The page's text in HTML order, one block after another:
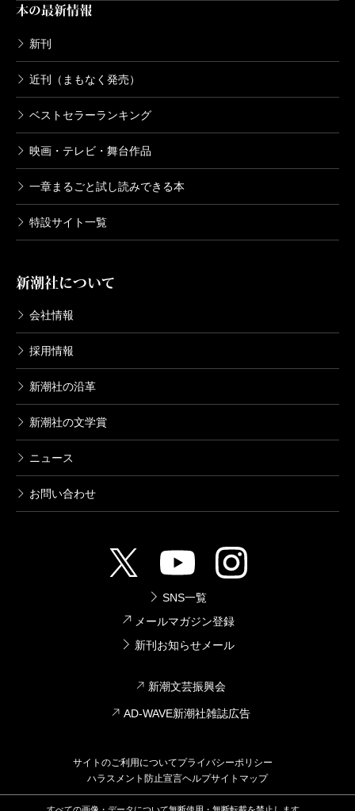
本の最新情報
新刊
近刊（まもなく発売）
ベストセラーランキング
映画・テレビ・舞台作品
一章まるごと試し読みできる本
特設サイト一覧
新潮社について
会社情報
採用情報
新潮社の沿革
新潮社の文学賞
ニュース
お問い合わせ
SNS一覧
メールマガジン登録
新刊お知らせメール
新潮文芸振興会
AD-WAVE新潮社雑誌広告
サイトのご利用についてプライバシーポリシー
ハラスメント防止宣言ヘルプサイトマップ